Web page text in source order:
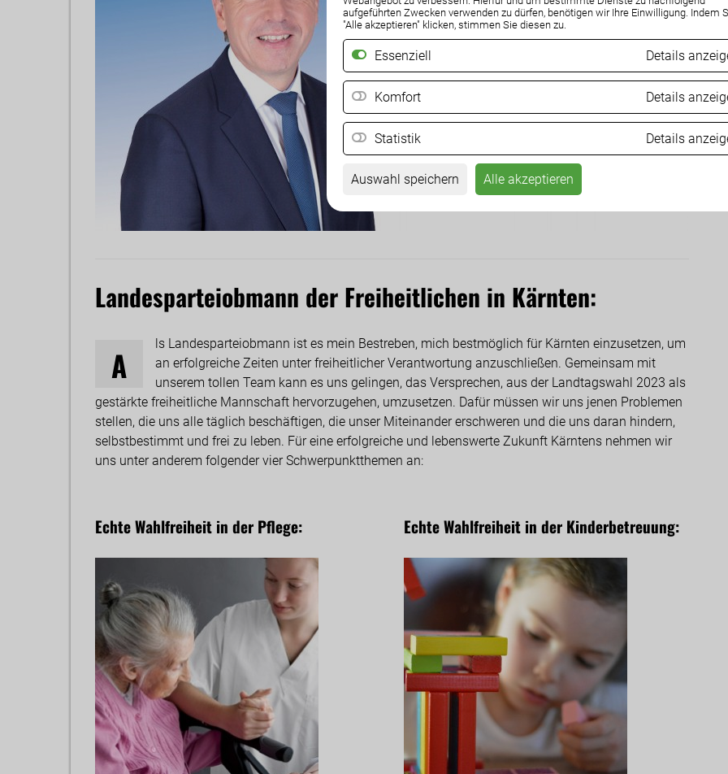
aufgeführten Zwecken verwenden zu dürfen, benötigen wir Ihre Einwilligung. Indem
"Alle akzeptieren" klicken, stimmen Sie diesen zu.
Essenziell Details
Komfort Details
Statistik Details
Auswahl speichern Alle akzeptieren
Landesparteiobmann der Freiheitlichen in Kärnten:
A
ls Landesparteiobmann ist es mein Bestreben, mich bestmöglich für Kärnten einzusetzen, um
an erfolgreiche Zeiten unter freiheitlicher Verantwortung anzuschließen. Gemeinsam mit
unserem tollen Team kann es uns gelingen, das Versprechen, aus der Landtagswahl 2023 als
gestärkte freiheitliche Mannschaft hervorzugehen, umzusetzen. Dafür müssen wir uns jenen Problemen
stellen, die uns alle täglich beschäftigen, die unser Miteinander erschweren und die uns daran hindern,
selbstbestimmt und frei zu leben. Für eine erfolgreiche und lebenswerte Zukunft Kärntens nehmen wir
uns unter anderem folgender vier Schwerpunktthemen an:
Echte Wahlfreiheit in der Pflege: Echte Wahlfreiheit in der Kinderbetreuung: